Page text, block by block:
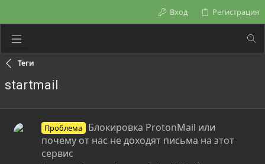
Вход Регистрация
Теги
startmail
Проблема
Блокировка ProtonMail или
почему от нас не доходят письма на этот
сервис